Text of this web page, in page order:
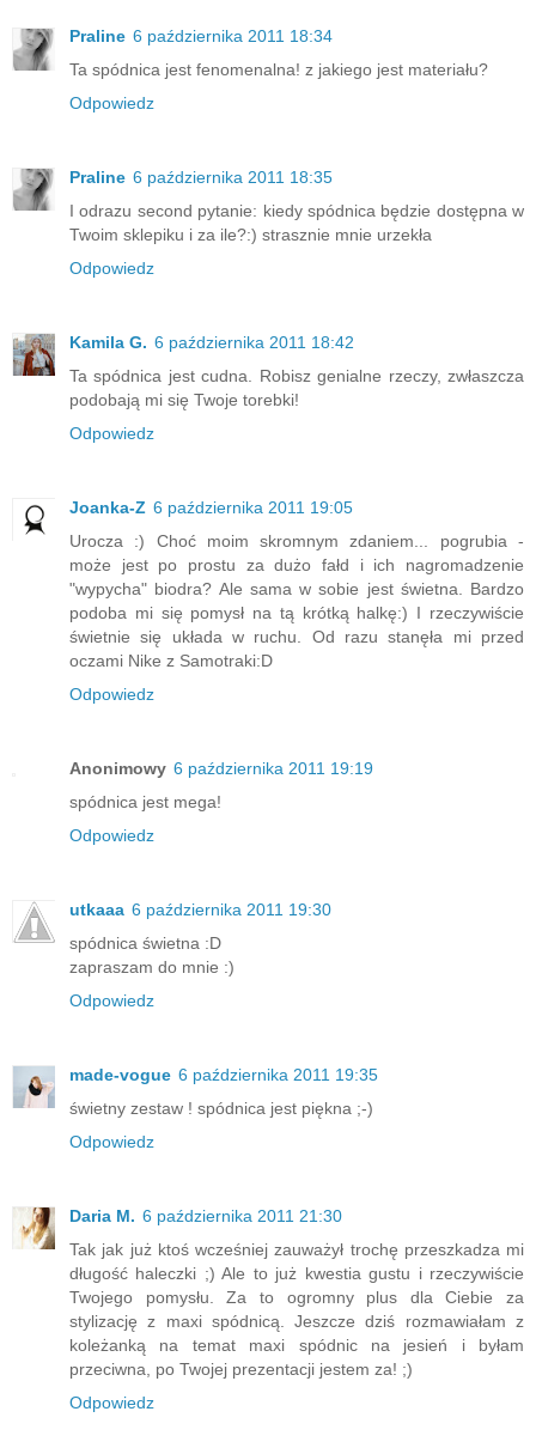
Praline 6 października 2011 18:34
Ta spódnica jest fenomenalna! z jakiego jest materiału?
Odpowiedz
Praline 6 października 2011 18:35
I odrazu second pytanie: kiedy spódnica będzie dostępna w
Twoim sklepiku i za ile?:) strasznie mnie urzekła
Odpowiedz
Kamila G. 6 października 2011 18:42
Ta spódnica jest cudna. Robisz genialne rzeczy, zwłaszcza
podobają mi się Twoje torebki!
Odpowiedz
Joanka-Z 6 października 2011 19:05
Urocza :) Choć moim skromnym zdaniem... pogrubia -
może jest po prostu za dużo fałd i ich nagromadzenie
"wypycha" biodra? Ale sama w sobie jest świetna. Bardzo
podoba mi się pomysł na tą krótką halkę:) I rzeczywiście
świetnie się układa w ruchu. Od razu stanęła mi przed
oczami Nike z Samotraki:D
Odpowiedz
Anonimowy 6 października 2011 19:19
spódnica jest mega!
Odpowiedz
utkaaa 6 października 2011 19:30
spódnica świetna :D
zapraszam do mnie :)
Odpowiedz
made-vogue 6 października 2011 19:35
świetny zestaw ! spódnica jest piękna ;-)
Odpowiedz
Daria M. 6 października 2011 21:30
Tak jak już ktoś wcześniej zauważył trochę przeszkadza mi
długość haleczki ;) Ale to już kwestia gustu i rzeczywiście
Twojego pomysłu. Za to ogromny plus dla Ciebie za
stylizację z maxi spódnicą. Jeszcze dziś rozmawiałam z
koleżanką na temat maxi spódnic na jesień i byłam
przeciwna, po Twojej prezentacji jestem za! ;)
Odpowiedz